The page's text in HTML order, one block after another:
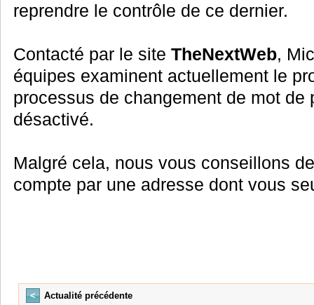
reprendre le contrôle de ce dernier.
Contacté par le site TheNextWeb,
équipes examinent actuellement le
processus de changement de mot de
désactivé.
Malgré cela, nous vous conseillons
compte par une adresse dont vous
<
Actualité précédente